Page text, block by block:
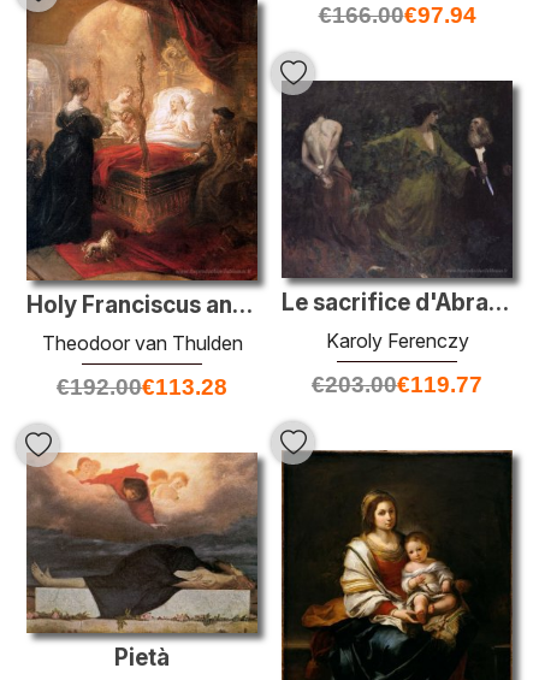
€166.00€97.94
Holy Franciscus annonce la naissance du fils
Theodoor van Thulden
€192.00€113.28
Le sacrifice d'Abraham
Karoly Ferenczy
€203.00€119.77
Pietà